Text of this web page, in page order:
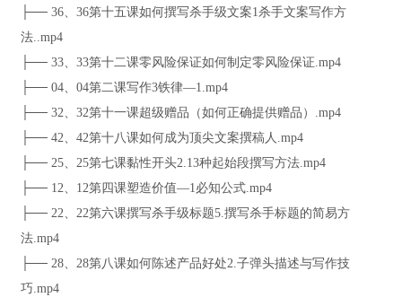
├── 36、36第十五课如何撰写杀手级文案1杀手文案写作方
法..mp4
├── 33、33第十二课零风险保证如何制定零风险保证.mp4
├── 04、04第二课写作3铁律—1.mp4
├── 32、32第十一课超级赠品（如何正确提供赠品）.mp4
├── 42、42第十八课如何成为顶尖文案撰稿人.mp4
├── 25、25第七课黏性开头2.13种起始段撰写方法.mp4
├── 12、12第四课塑造价值—1必知公式.mp4
├── 22、22第六课撰写杀手级标题5.撰写杀手标题的简易方
法.mp4
├── 28、28第八课如何陈述产品好处2.子弹头描述与写作技
巧.mp4